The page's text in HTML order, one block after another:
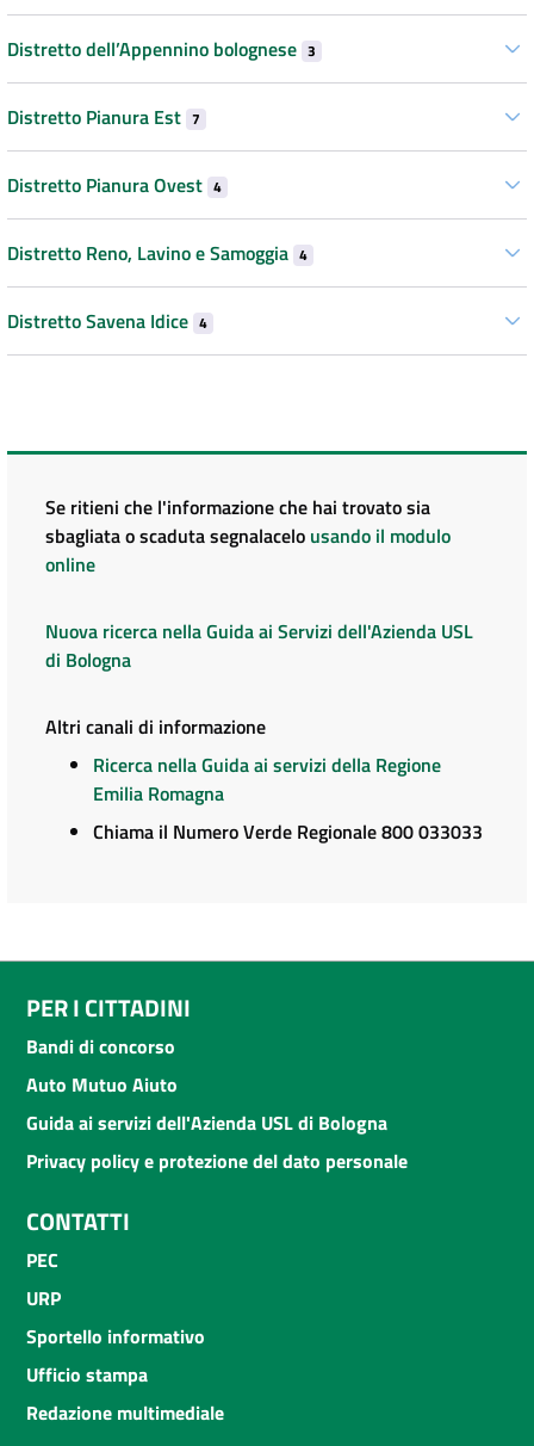
Distretto dell’Appennino bolognese 3
Distretto Pianura Est 7
Distretto Pianura Ovest 4
Distretto Reno, Lavino e Samoggia 4
Distretto Savena Idice 4
Se ritieni che l'informazione che hai trovato sia
sbagliata o scaduta segnalacelo usando il modulo
online
Nuova ricerca nella Guida ai Servizi dell'Azienda USL
di Bologna
Altri canali di informazione
Ricerca nella Guida ai servizi della Regione
Emilia Romagna
Chiama il Numero Verde Regionale 800 033033
PER I CITTADINI
Bandi di concorso
Auto Mutuo Aiuto
Guida ai servizi dell'Azienda USL di Bologna
Privacy policy e protezione del dato personale
CONTATTI
PEC
URP
Sportello informativo
Ufficio stampa
Redazione multimediale